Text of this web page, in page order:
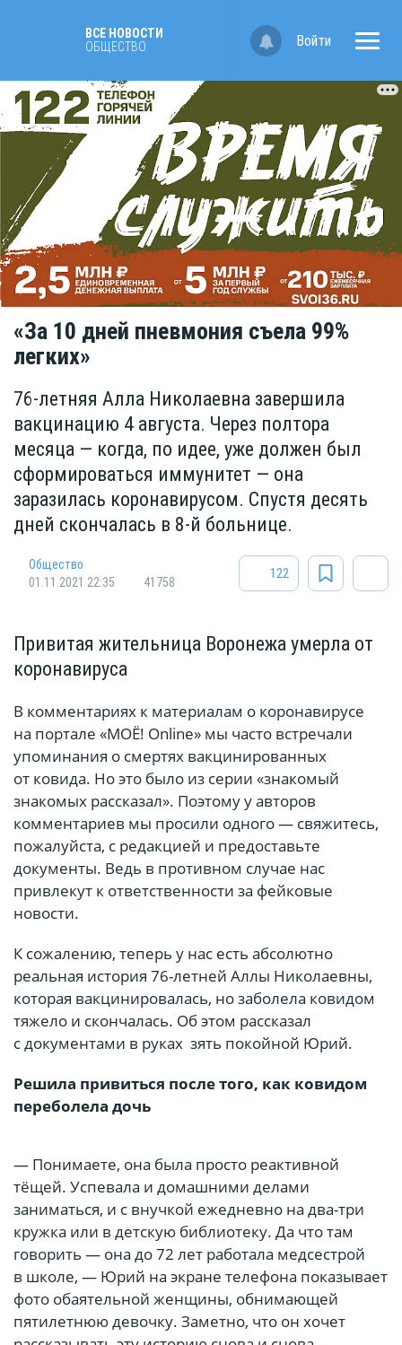
ВСЕ НОВОСТИ
ОБЩЕСТВО
Войти
«За 10 дней пневмония съела 99%
легких»
76-летняя Алла Николаевна завершила
вакцинацию 4 августа. Через полтора
месяца — когда, по идее, уже должен был
сформироваться иммунитет — она
заразилась коронавирусом. Спустя десять
дней скончалась в 8-й больнице.
Общество
01.11.2021 22:35
41758
122
Привитая жительница Воронежа умерла от
коронавируса
В комментариях к материалам о коронавирусе
на портале «МОЁ! Online» мы часто встречали
упоминания о смертях вакцинированных
от ковида. Но это было из серии «знакомый
знакомых рассказал». Поэтому у авторов
комментариев мы просили одного — свяжитесь,
пожалуйста, с редакцией и предоставьте
документы. Ведь в противном случае нас
привлекут к ответственности за фейковые
новости.
К сожалению, теперь у нас есть абсолютно
реальная история 76-летней Аллы Николаевны,
которая вакцинировалась, но заболела ковидом
тяжело и скончалась. Об этом рассказал
с документами в руках зять покойной Юрий.
Решила привиться после того, как ковидом
переболела дочь
— Понимаете, она была просто реактивной
тёщей. Успевала и домашними делами
заниматься, и с внучкой ежедневно на два-три
кружка или в детскую библиотеку. Да что там
говорить — она до 72 лет работала медсестрой
в школе, — Юрий на экране телефона показывает
фото обаятельной женщины, обнимающей
пятилетнюю девочку. Заметно, что он хочет